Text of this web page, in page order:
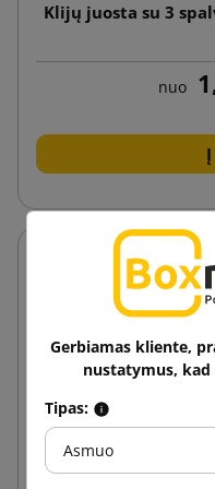
Klijų juosta su 3
nuo
Gerbiamas kliente,
nustatymus,
Tipas:
Asmuo